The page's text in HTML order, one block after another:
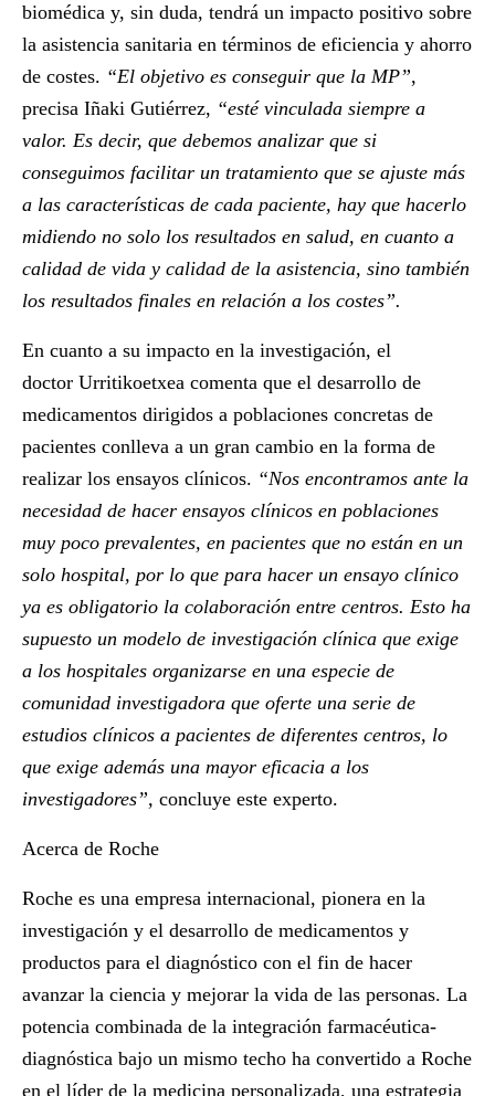
biomédica y, sin duda, tendrá un impacto positivo sobre
la asistencia sanitaria en términos de eficiencia y ahorro
de costes. “El objetivo es conseguir que la MP”,
precisa Iñaki Gutiérrez, “esté vinculada siempre a
valor. Es decir, que debemos analizar que si
conseguimos facilitar un tratamiento que se ajuste más
a las características de cada paciente, hay que hacerlo
midiendo no solo los resultados en salud, en cuanto a
calidad de vida y calidad de la asistencia, sino también
los resultados finales en relación a los costes”.
En cuanto a su impacto en la investigación, el
doctor Urritikoetxea comenta que el desarrollo de
medicamentos dirigidos a poblaciones concretas de
pacientes conlleva a un gran cambio en la forma de
realizar los ensayos clínicos. “Nos encontramos ante la
necesidad de hacer ensayos clínicos en poblaciones
muy poco prevalentes, en pacientes que no están en un
solo hospital, por lo que para hacer un ensayo clínico
ya es obligatorio la colaboración entre centros. Esto ha
supuesto un modelo de investigación clínica que exige
a los hospitales organizarse en una especie de
comunidad investigadora que oferte una serie de
estudios clínicos a pacientes de diferentes centros, lo
que exige además una mayor eficacia a los
investigadores”, concluye este experto.
Acerca de Roche
Roche es una empresa internacional, pionera en la
investigación y el desarrollo de medicamentos y
productos para el diagnóstico con el fin de hacer
avanzar la ciencia y mejorar la vida de las personas. La
potencia combinada de la integración farmacéutica-
diagnóstica bajo un mismo techo ha convertido a Roche
en el líder de la medicina personalizada, una estrategia